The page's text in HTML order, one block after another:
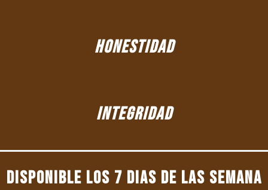
HONESTIDAD
INTEGRIDAD
DISPONIBLE LOS 7 DIAS DE LAS SEMANA